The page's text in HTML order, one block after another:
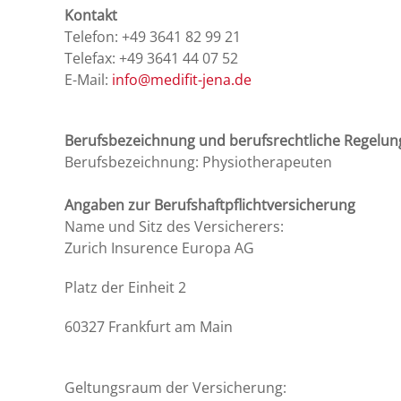
Kontakt
Telefon: +49 3641 82 99 21
Telefax: +49 3641 44 07 52
E-Mail: info@medifit-jena.de
Berufsbezeichnung und berufsrechtliche
Berufsbezeichnung: Physiotherapeuten
Angaben zur Berufshaftpflichtversicherung
Name und Sitz des Versicherers:
Zurich Insurence Europa AG
Platz der Einheit 2
60327 Frankfurt am Main
Geltungsraum der Versicherung: